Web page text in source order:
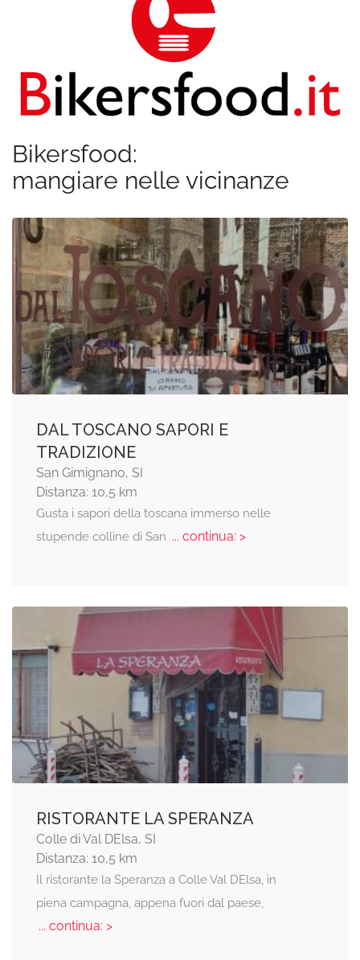
Bikersfood:
mangiare nelle vicinanze
DAL TOSCANO SAPORI E
TRADIZIONE
San Gimignano, SI
Distanza: 10,5 km
Gusta i sapori della toscana immerso nelle
stupende colline di San ... continua: >
RISTORANTE LA SPERANZA
Colle di Val DElsa, SI
Distanza: 10,5 km
Il ristorante la Speranza a Colle Val DElsa, in
piena campagna, appena fuori dal paese,
... continua: >